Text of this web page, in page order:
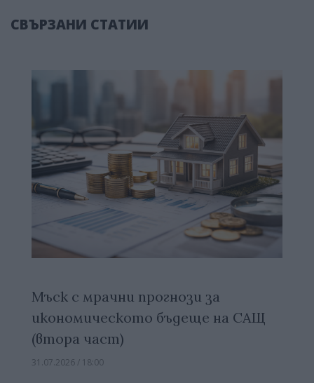
СВЪРЗАНИ СТАТИИ
Мъск с мрачни прогнози за
икономическото бъдеще на САЩ
(втора част)
31.07.2026 / 18:00